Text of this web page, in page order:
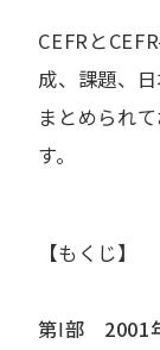
CEFRと
成、課題、
まとめられ
す。
【もくじ】
第Ⅰ部 2001